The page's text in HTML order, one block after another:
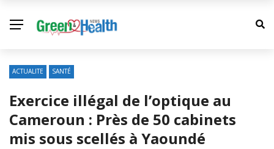
ACTUALITE SANTÉ
Exercice illégal de l’optique au
Cameroun : Près de 50 cabinets
mis sous scellés à Yaoundé